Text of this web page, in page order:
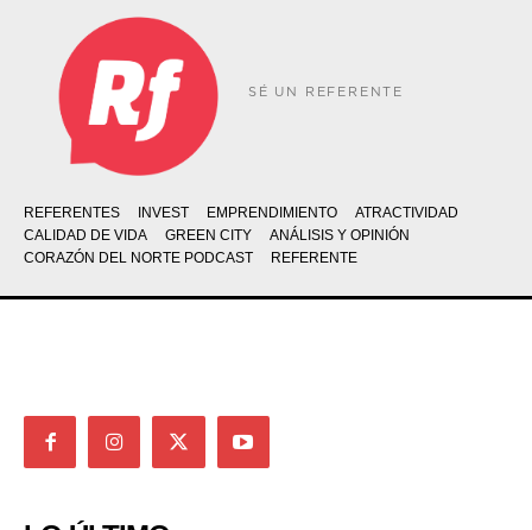
SÉ UN REFERENTE
REFERENTES INVEST EMPRENDIMIENTO
ATRACTIVIDAD
CALIDAD DE VIDA
GREEN CITY
ANÁLISIS Y OPINIÓN
CORAZÓN DEL NORTE PODCAST
REFERENTE